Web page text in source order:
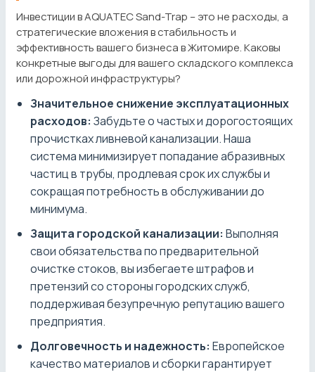
Инвестиции в AQUATEC Sand-Trap – это не расходы, а
стратегические вложения в стабильность и
эффективность вашего бизнеса в Житомире. Каковы
конкретные выгоды для вашего складского комплекса
или дорожной инфраструктуры?
Значительное снижение эксплуатационных
расходов: Забудьте о частых и дорогостоящих
прочистках ливневой канализации. Наша
система минимизирует попадание абразивных
частиц в трубы, продлевая срок их службы и
сокращая потребность в обслуживании до
минимума.
Защита городской канализации: Выполняя
свои обязательства по предварительной
очистке стоков, вы избегаете штрафов и
претензий со стороны городских служб,
поддерживая безупречную репутацию вашего
предприятия.
Долговечность и надежность: Европейское
качество материалов и сборки гарантирует